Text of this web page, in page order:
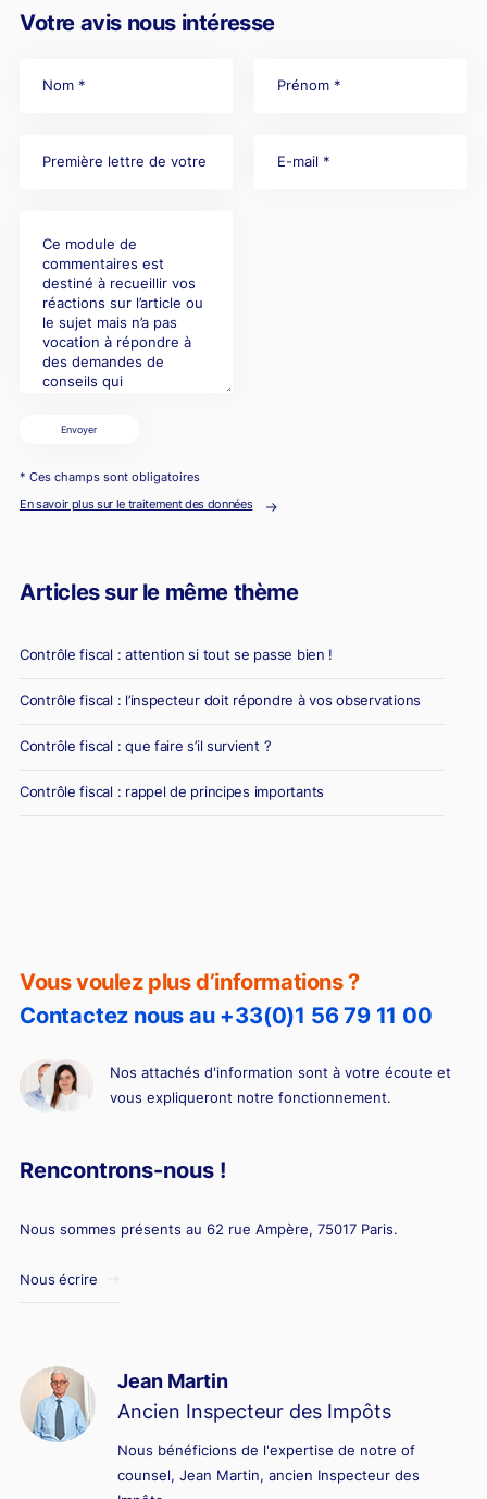
Vous voulez plus d’informations ?
Contactez nous au +33(0)1 56 79 11 00
Nos attachés d'information sont à votre écoute et
vous expliqueront notre fonctionnement.
Rencontrons-nous !
Nous sommes présents au 62 rue Ampère, 75017 Paris.
Nous écrire
Jean Martin
Ancien Inspecteur des Impôts
Nous bénéficions de l'expertise de notre of
counsel, Jean Martin, ancien Inspecteur des
Votre avis nous intéresse
Envoyer
* Ces champs sont obligatoires
En savoir plus sur le traitement des données
Articles sur le même thème
Contrôle fiscal : attention si tout se passe bien !
Contrôle fiscal : l’inspecteur doit répondre à vos observations
Contrôle fiscal : que faire s’il survient ?
Contrôle fiscal : rappel de principes importants